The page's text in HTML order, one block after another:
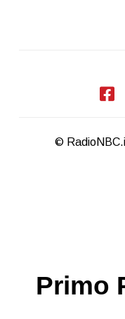
©
Primo